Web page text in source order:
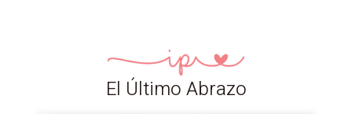
El Último Abrazo